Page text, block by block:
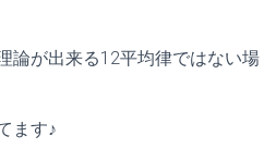
論が出来る12平均律ではない場
ます♪